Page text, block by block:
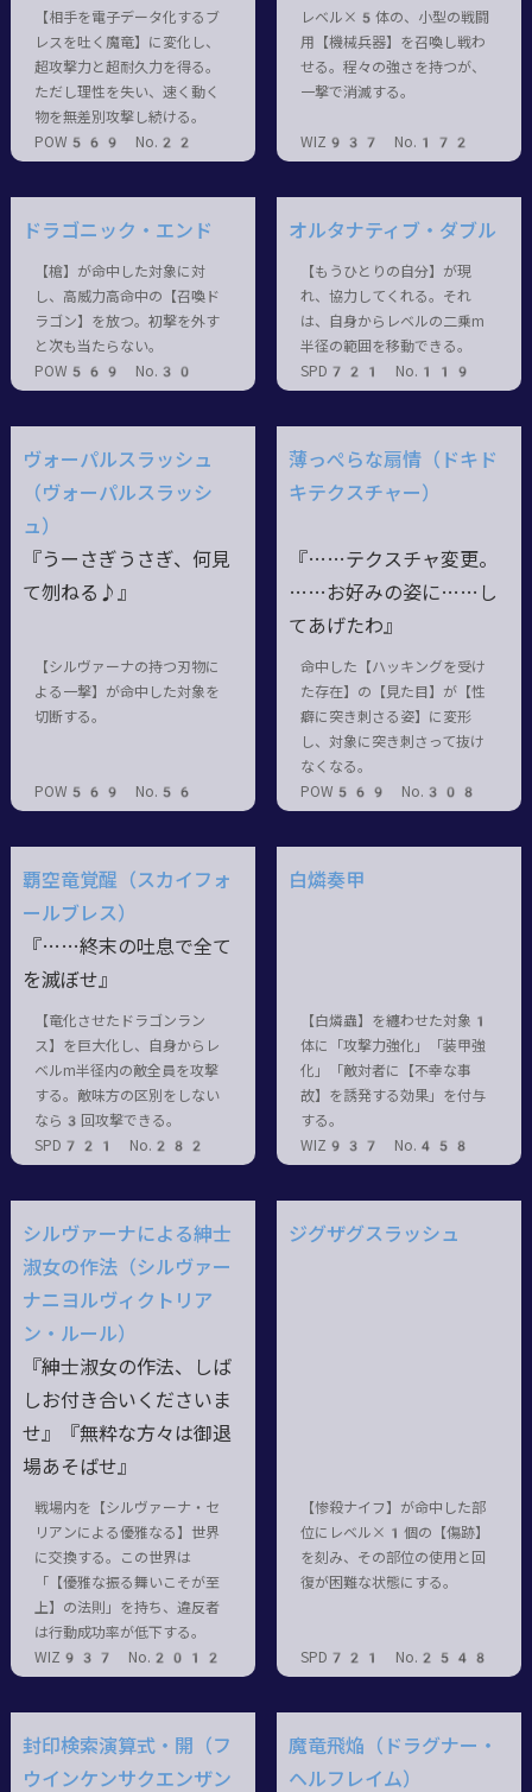
【相手を電子データ化するブ
レスを吐く魔竜】に変化し、
超攻撃力と超耐久力を得る。
ただし理性を失い、速く動く
物を無差別攻撃し続ける。
POW569 No.22
レベル×5体の、小型の戦闘
用【機械兵器】を召喚し戦わ
せる。程々の強さを持つが、
一撃で消滅する。
WIZ937 No.172
ドラゴニック・エンド
【槍】が命中した対象に対
し、高威力高命中の【召喚ド
ラゴン】を放つ。初撃を外す
と次も当たらない。
POW569 No.30
オルタナティブ・ダブル
【もうひとりの自分】が現
れ、協力してくれる。それ
は、自身からレベルの二乗m
半径の範囲を移動できる。
SPD721 No.119
ヴォーパルスラッシュ
（ヴォーパルスラッシ
ュ）
『うーさぎうさぎ、何見
て刎ねる♪』
【シルヴァーナの持つ刃物に
よる一撃】が命中した対象を
切断する。
POW569 No.56
薄っぺらな扇情（ドキド
キテクスチャー）
『……テクスチャ変更。
……お好みの姿に……し
てあげたわ』
命中した【ハッキングを受け
た存在】の【見た目】が【性
癖に突き刺さる姿】に変形
し、対象に突き刺さって抜け
なくなる。
POW569 No.308
覇空竜覚醒（スカイフォ
ールブレス）
『……終末の吐息で全て
を滅ぼせ』
【竜化させたドラゴンラン
ス】を巨大化し、自身からレ
ベルm半径内の敵全員を攻撃
する。敵味方の区別をしない
なら3回攻撃できる。
SPD721 No.282
白燐奏甲
【白燐蟲】を纏わせた対象1
体に「攻撃力強化」「装甲強
化」「敵対者に【不幸な事
故】を誘発する効果」を付与
する。
WIZ937 No.458
シルヴァーナによる紳士
淑女の作法（シルヴァー
ナニヨルヴィクトリア
ン・ルール）
『紳士淑女の作法、しば
しお付き合いくださいま
せ』『無粋な方々は御退
場あそばせ』
戦場内を【シルヴァーナ・セ
リアンによる優雅なる】世界
に交換する。この世界は
「【優雅な振る舞いこそが至
上】の法則」を持ち、違反者
は行動成功率が低下する。
WIZ937 No.2012
ジグザグスラッシュ
【惨殺ナイフ】が命中した部
位にレベル×1個の【傷跡】
を刻み、その部位の使用と回
復が困難な状態にする。
SPD721 No.2548
封印検索演算式・開（フ
ウインケンサクエンザン
魔竜飛焔（ドラグナー・
ヘルフレイム）